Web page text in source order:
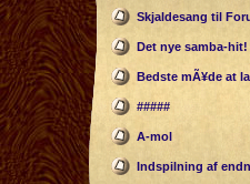
Skjaldesang til
Det nye samba-hit!
Bedste mÃ¥de at
#####
A-mol
Indspilning af